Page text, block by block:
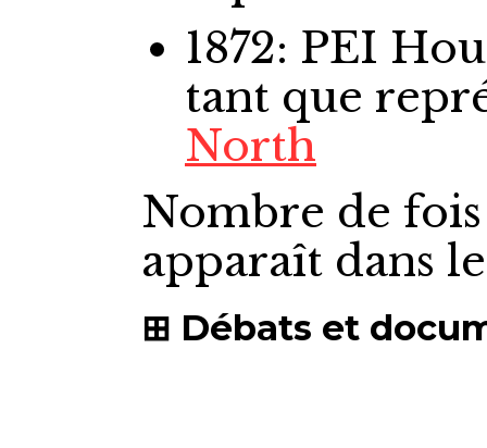
1872: PEI
tant que
North
Nombre de
apparaît dans
Débats et